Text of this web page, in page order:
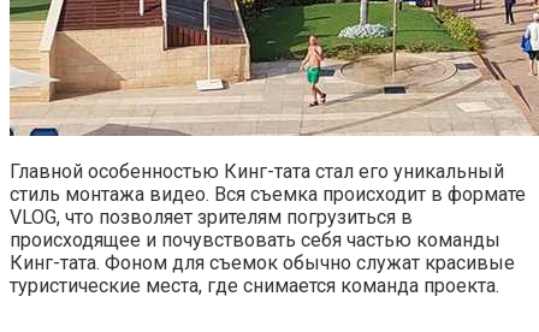
Главной особенностью Кинг-тата стал его уникальный
стиль монтажа видео. Вся съемка происходит в формате
VLOG, что позволяет зрителям погрузиться в
происходящее и почувствовать себя частью команды
Кинг-тата. Фоном для съемок обычно служат красивые
туристические места, где снимается команда проекта.